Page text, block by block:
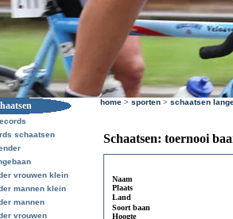
schaatsen
vrouwen klein
mannen klein
mannen
vrouwen
home > sporten > schaatsen
Schaatsen: toernooi
Naam
Plaats
Land
Soort baan
Hoogte